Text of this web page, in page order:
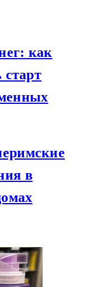
как
старт
в